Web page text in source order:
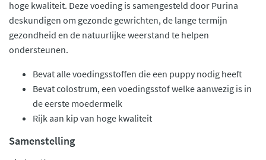
hoge kwaliteit. Deze voeding is samengesteld door Purina
deskundigen om gezonde gewrichten, de lange termijn
gezondheid en de natuurlijke weerstand te helpen
ondersteunen.
Bevat alle voedingsstoffen die een puppy nodig heeft
Bevat colostrum, een voedingsstof welke aanwezig is in
de eerste moedermelk
Rijk aan kip van hoge kwaliteit
Samenstelling